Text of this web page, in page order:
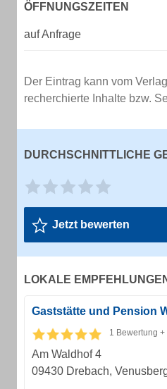
ÖFFNUNGSZEITEN
auf Anfrage
Der Eintrag kann vom
recherchierte Inhalte bzw.
DURCHSCHNITTLICHE
Jetzt bewerten
LOKALE
Gaststätte und Pension
1 Bewertung
Am Waldhof 4
09430 Drebach,